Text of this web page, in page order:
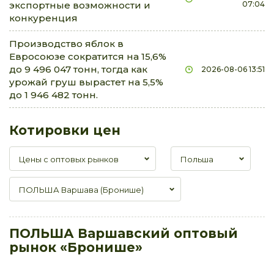
экспортные возможности и
конкуренция
07:04
Производство яблок в
Евросоюзе сократится на 15,6%
до 9 496 047 тонн, тогда как
урожай груш вырастет на 5,5%
до 1 946 482 тонн.
2026-08-06 13:51
Котировки цен
Цены с оптовых рынков Польша
ПОЛЬША Варшава (Бронише)
ПОЛЬША Варшавский оптовый
рынок «Бронише»